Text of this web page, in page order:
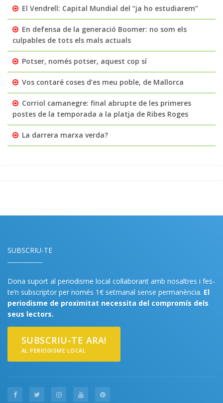
El Vendrell: Capital Mundial del “ja ho estudiarem”
En defensa de la generació Boomer: no som els
culpables de tots els mals actuals
Potser, només potser, aquest cop sí
Vos contaré coses d’es meu poble, de Mallorca
Corriol camanegre: final abrupte de les primeres
postes de la temporada a la platja de Ribes Roges
La darrera marxa verda?
SUBSCRIU-TE
Dona suport al periodisme local col·laborant amb nosaltres i fes-
te’n subscriptor per només 1€ setmanal sense permanència. El
periodisme de proximitat necessita del compromís dels
seus lectors.
SUBSCRIU-TE ARA!
AL PERIODISME LOCAL